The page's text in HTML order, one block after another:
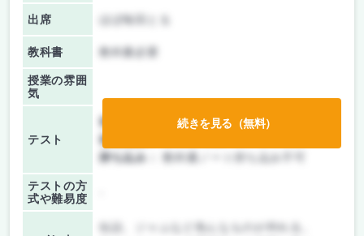
出席 ほぼ毎回とる
教科書 教科書必要
授業の雰囲
気
テスト
前期/中間：
テスト・レポート両方なし
後期/期末：
持ち込み：
教科書ノート持ち込み不可
テストの方
式や難易度
続きを見る（無料）